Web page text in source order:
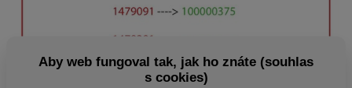
Aby web fungoval tak, jak ho znáte (souhlas
s cookies)